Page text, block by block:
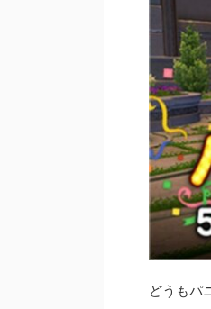
どうもパ